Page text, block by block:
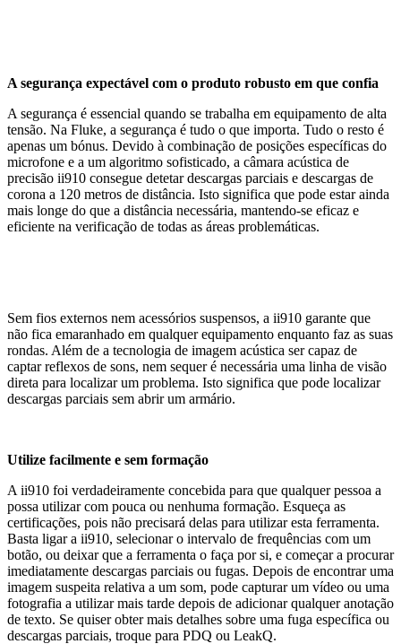
A segurança expectável com o produto robusto em que confia
A segurança é essencial quando se trabalha em equipamento de alta
tensão. Na Fluke, a segurança é tudo o que importa. Tudo o resto é
apenas um bónus. Devido à combinação de posições específicas do
microfone e a um algoritmo sofisticado, a câmara acústica de
precisão ii910 consegue detetar descargas parciais e descargas de
corona a 120 metros de distância. Isto significa que pode estar ainda
mais longe do que a distância necessária, mantendo-se eficaz e
eficiente na verificação de todas as áreas problemáticas.
Sem fios externos nem acessórios suspensos, a ii910 garante que
não fica emaranhado em qualquer equipamento enquanto faz as suas
rondas. Além de a tecnologia de imagem acústica ser capaz de
captar reflexos de sons, nem sequer é necessária uma linha de visão
direta para localizar um problema. Isto significa que pode localizar
descargas parciais sem abrir um armário.
Utilize facilmente e sem formação
A ii910 foi verdadeiramente concebida para que qualquer pessoa a
possa utilizar com pouca ou nenhuma formação. Esqueça as
certificações, pois não precisará delas para utilizar esta ferramenta.
Basta ligar a ii910, selecionar o intervalo de frequências com um
botão, ou deixar que a ferramenta o faça por si, e começar a procurar
imediatamente descargas parciais ou fugas. Depois de encontrar uma
imagem suspeita relativa a um som, pode capturar um vídeo ou uma
fotografia a utilizar mais tarde depois de adicionar qualquer anotação
de texto. Se quiser obter mais detalhes sobre uma fuga específica ou
descargas parciais, troque para PDQ ou LeakQ.